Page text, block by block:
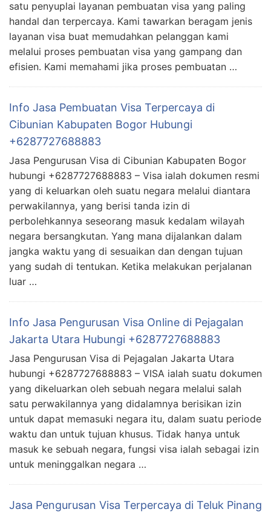
satu penyuplai layanan pembuatan visa yang paling
handal dan terpercaya. Kami tawarkan beragam jenis
layanan visa buat memudahkan pelanggan kami
melalui proses pembuatan visa yang gampang dan
efisien. Kami memahami jika proses pembuatan …
Info Jasa Pembuatan Visa Terpercaya di
Cibunian Kabupaten Bogor Hubungi
+6287727688883
Jasa Pengurusan Visa di Cibunian Kabupaten Bogor
hubungi +6287727688883 – Visa ialah dokumen resmi
yang di keluarkan oleh suatu negara melalui diantara
perwakilannya, yang berisi tanda izin di
perbolehkannya seseorang masuk kedalam wilayah
negara bersangkutan. Yang mana dijalankan dalam
jangka waktu yang di sesuaikan dan dengan tujuan
yang sudah di tentukan. Ketika melakukan perjalanan
luar …
Info Jasa Pengurusan Visa Online di Pejagalan
Jakarta Utara Hubungi +6287727688883
Jasa Pengurusan Visa di Pejagalan Jakarta Utara
hubungi +6287727688883 – VISA ialah suatu dokumen
yang dikeluarkan oleh sebuah negara melalui salah
satu perwakilannya yang didalamnya berisikan izin
untuk dapat memasuki negara itu, dalam suatu periode
waktu dan untuk tujuan khusus. Tidak hanya untuk
masuk ke sebuah negara, fungsi visa ialah sebagai izin
untuk meninggalkan negara …
Jasa Pengurusan Visa Terpercaya di Teluk Pinang